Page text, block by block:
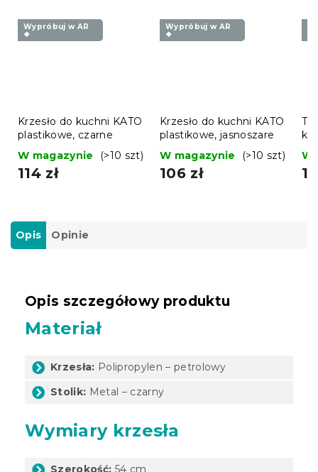
Wypróbuj w AR
❖
Krzesło do kuchni KATO
plastikowe, czarne
W magazynie
(>10 szt)
114 zł
Wypróbuj w AR
❖
Krzesło do kuchni KATO
plastikowe, jasnoszare
W magazynie
(>10 szt)
106 zł
W
Opis Opinie
Opis szczegółowy produktu
Materiał
Krzesła: Polipropylen – petrolowy
Stolik: Metal – czarny
Wymiary krzesła
Szerokość: 54 cm